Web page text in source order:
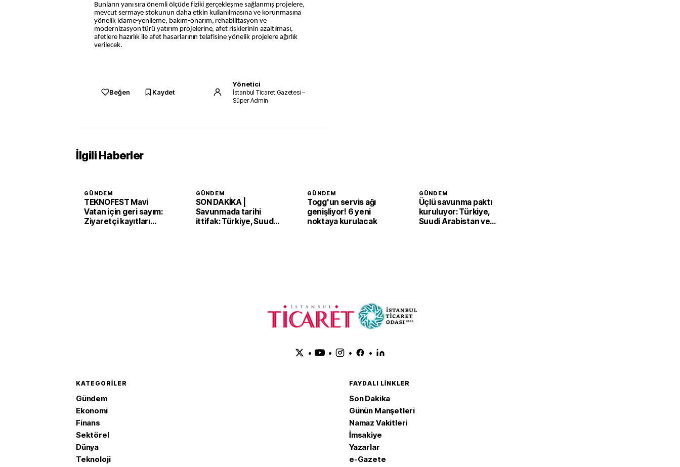
Bunların yanı sıra önemli ölçüde fiziki gerçekleşme sağlanmış projelere,
mevcut sermaye stokunun daha etkin kullanılmasına ve korunmasına
yönelik idame-yenileme, bakım-onarım, rehabilitasyon ve
modernizasyon türü yatırım projelerine, afet risklerinin azaltılması,
afetlere hazırlık ile afet hasarlarının telafisine yönelik projelere ağırlık
verilecek.
Beğen Kaydet
Yönetici
İstanbul Ticaret Gazetesi –
Süper Admin
İlgili Haberler
GÜNDEM
TEKNOFEST Mavi
Vatan için geri sayım:
Ziyaretçi kayıtları
GÜNDEM
SON DAKİKA |
Savunmada tarihi
ittifak: Türkiye, Suudi
GÜNDEM
Togg'un servis ağı
genişliyor! 6 yeni
noktaya kurulacak
GÜNDEM
Üçlü savunma paktı
kuruluyor: Türkiye,
Suudi Arabistan ve
• • • •
KATEGORILER
Gündem
Ekonomi
Finans
Sektörel
Dünya
Teknoloji
FAYDALI LINKLER
Son Dakika
Günün Manşetleri
Namaz Vakitleri
İmsakiye
Yazarlar
e-Gazete